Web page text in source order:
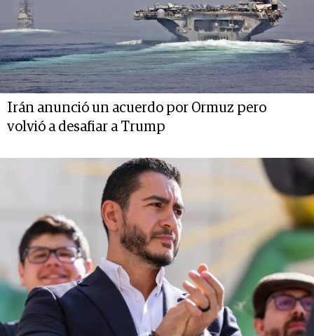
Irán anunció un acuerdo por Ormuz pero
volvió a desafiar a Trump